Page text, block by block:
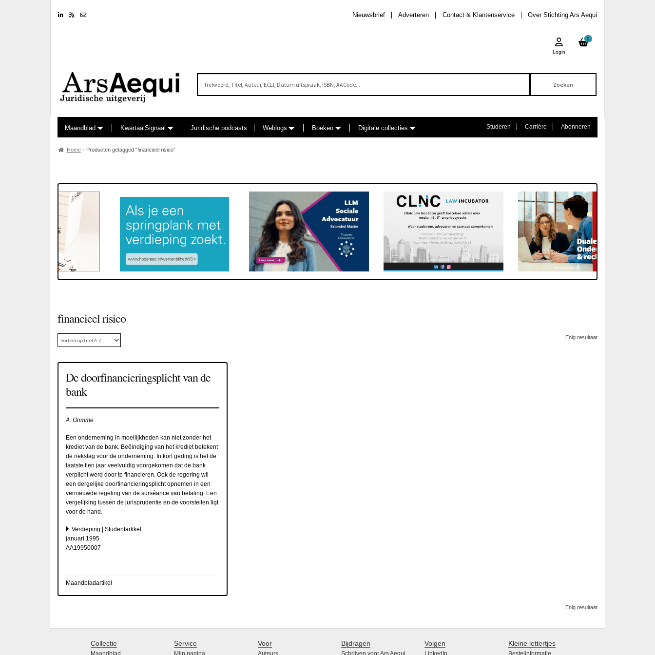
LinkedinRSS feed Over Stichting Ars Aequi
Contact & Klantenservice
Adverteren
Nieuwsbrief
0
Login
Maandblad KwartaalSignaal Juridische podcasts Weblogs Boeken Digitale collecties Studeren Carrière Abonneren
Home Producten getagged “financieel risico”
financieel risico
Enig resultaat
De doorfinancieringsplicht van de
bank
A. Grimme
Een onderneming in moeilijkheden kan niet zonder het
krediet van de bank. Beëindiging van het krediet betekent
de nekslag voor de onderneming. In kort geding is het de
laatste tien jaar veelvuldig voorgekomen dat de bank
verplicht werd door te financieren. Ook de regering wil
een dergelijke doorfinancieringsplicht opnemen in een
vernieuwde regeling van de surséance van betaling. Een
vergelijking tussen de jurisprudentie en de voorstellen ligt
voor de hand.
Verdieping | Studentartikel
januari 1995
AA19950007
Maandbladartikel
Enig resultaat
Collectie Service Voor Bijdragen Volgen Kleine lettertjes